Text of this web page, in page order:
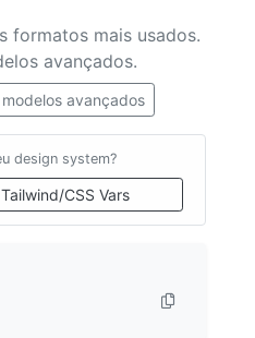
formatos mais usados.
avançados.
avançados
design system?
CSS Vars